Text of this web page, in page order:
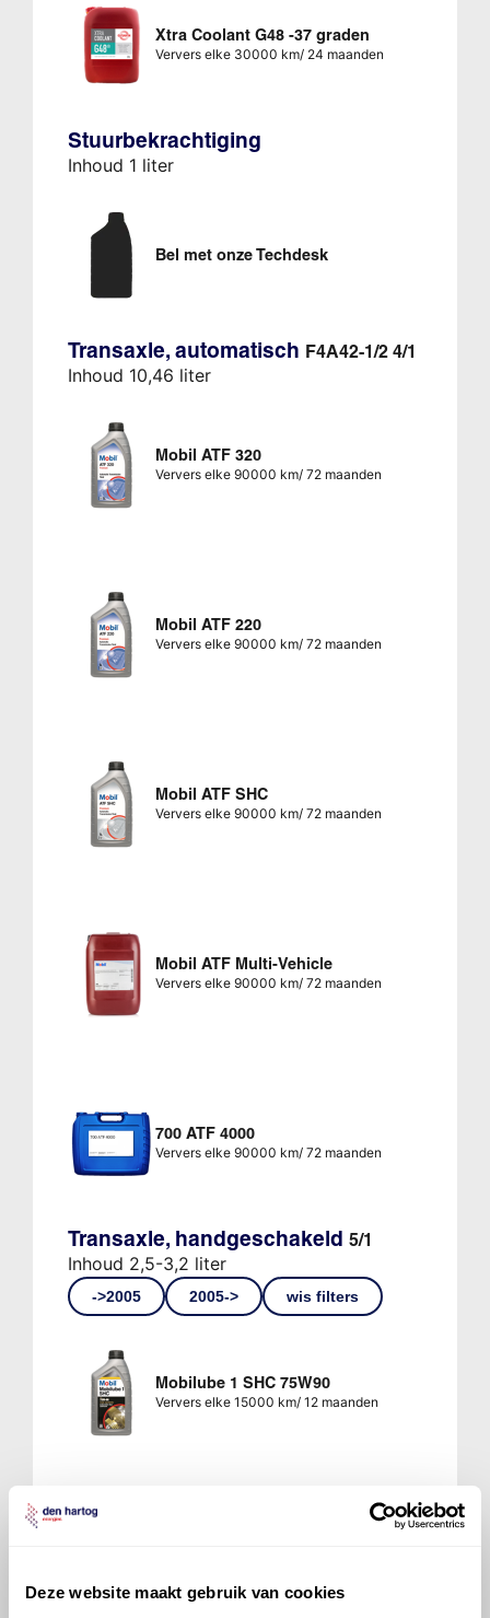
Deze website maakt gebruik van cookies
Xtra Coolant G48 -37 graden
Ververs elke 30000 km/ 24 maanden
Stuurbekrachtiging
Inhoud 1 liter
Bel met onze Techdesk
Transaxle, automatisch F4A42-1/2 4/1
Inhoud 10,46 liter
Mobil ATF 320
Ververs elke 90000 km/ 72 maanden
Mobil ATF 220
Ververs elke 90000 km/ 72 maanden
Mobil ATF SHC
Ververs elke 90000 km/ 72 maanden
Mobil ATF Multi-Vehicle
Ververs elke 90000 km/ 72 maanden
700 ATF 4000
Ververs elke 90000 km/ 72 maanden
Transaxle, handgeschakeld 5/1
Inhoud 2,5-3,2 liter
->2005 2005-> wis filters
Mobilube 1 SHC 75W90
Ververs elke 15000 km/ 12 maanden